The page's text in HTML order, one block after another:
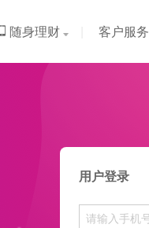
随身理财 客户服务
用户登录